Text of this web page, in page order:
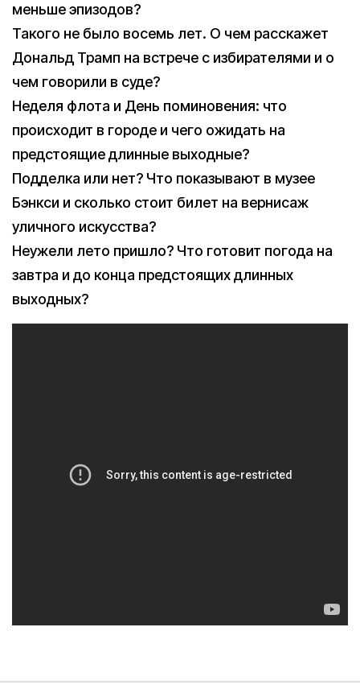
меньше эпизодов?
Такого не было восемь лет. О чем расскажет
Дональд Трамп на встрече с избирателями и о
чем говорили в суде?
Неделя флота и День поминовения: что
происходит в городе и чего ожидать на
предстоящие длинные выходные?
Подделка или нет? Что показывают в музее
Бэнкси и сколько стоит билет на вернисаж
уличного искусства?
Неужели лето пришло? Что готовит погода на
завтра и до конца предстоящих длинных
выходных?